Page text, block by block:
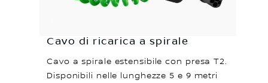
Cavo di ricarica a spirale
Cavo a spirale estensibile con presa T2.
Disponibili nelle lunghezze 5 e 9 metri